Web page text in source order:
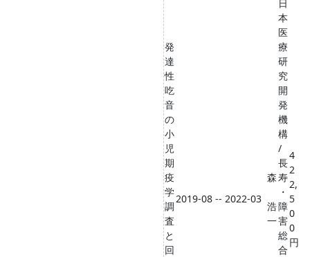
発
達
性
吃
音
の
小
児
期
疫
学
調
査
と
回
2019-08 -- 2022-03
森
浩
一
日
本
医
療
研
究
開
発
機
構
/
長
寿
・
障
害
総
合
4
2
2,
5
0
0
円